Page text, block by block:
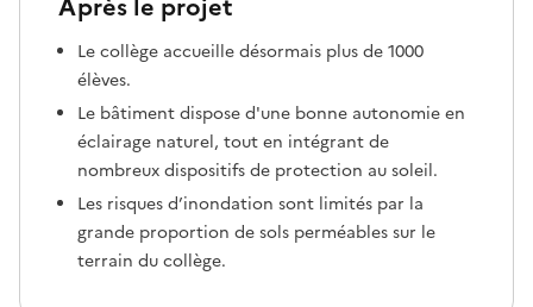
Le collège accueille désormais plus de 1000
élèves.
Le bâtiment dispose d'une bonne autonomie en
éclairage naturel, tout en intégrant de
nombreux dispositifs de protection au soleil.
Les risques d’inondation sont limités par la
grande proportion de sols perméables sur le
terrain du collège.